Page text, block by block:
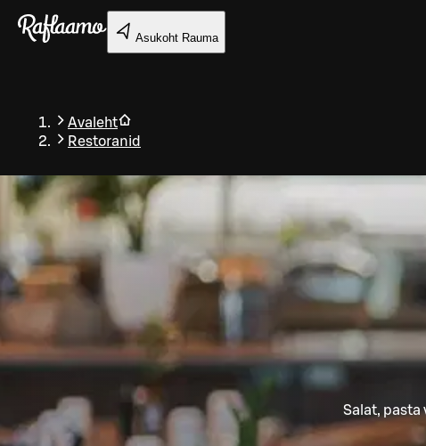
Liigu peamise sisu juurde
Asukoht Rauma
Avaleht
Restoranid
Salat, pasta